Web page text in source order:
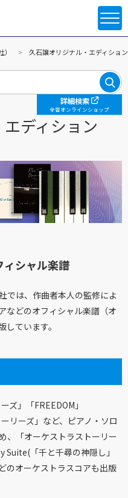
久石譲オリジナル・エディション
ディション
詳細検索
全音オンラインショップ
ィシャル楽譜
では、作曲者本人の監修によ
などのオフィシャル楽譜（オ
ています。
ズ」「FREEDOM」
リーズ」など、ピアノ・ソロ
、「オーケストラストーリー
「千と千尋の神隠し」
オーケストラスコアも出版